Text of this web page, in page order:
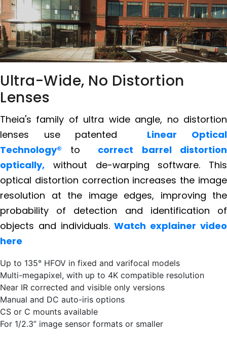
C-Mount Lenss
Professional Video Equipment
Visualizer
AV over IP
Photo Printers
Ultra-Wide, No Distortion
Lenses
Theia's family of ultra wide angle, no distortion
lenses use patented
Linear
Technology®
קובץ
מסוג
to
correct barrel
optically,
קובץ
מסוג
PDF
without de-warping software. This
optical distortion correction increases the image
resolution at the image edges, improving the
probability of detection and identification of
objects and individuals.Watch explainer
here
Up to 135° HFOV in fixed and varifocal models
Multi-megapixel, with up to 4K compatible resolution
Near IR corrected and visible only versions
Manual and DC auto-iris options
CS or C mounts available
For 1/2.3” image sensor formats or smaller